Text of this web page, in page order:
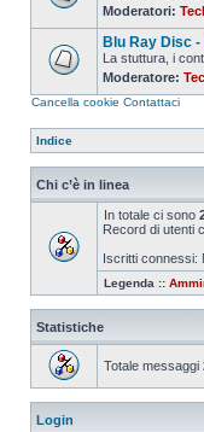
Nessun
messaggio
da
leggere
Moderatori:
Nessun
messaggio
da
Blu Ray Disc
La stuttura, i
Moderatore:
Cancella cookie Contattaci
Indice
Chi c’è in linea
In totale ci sono
Record di utenti
Iscritti connessi:
Legenda ::
Statistiche
Totale messaggi
Login